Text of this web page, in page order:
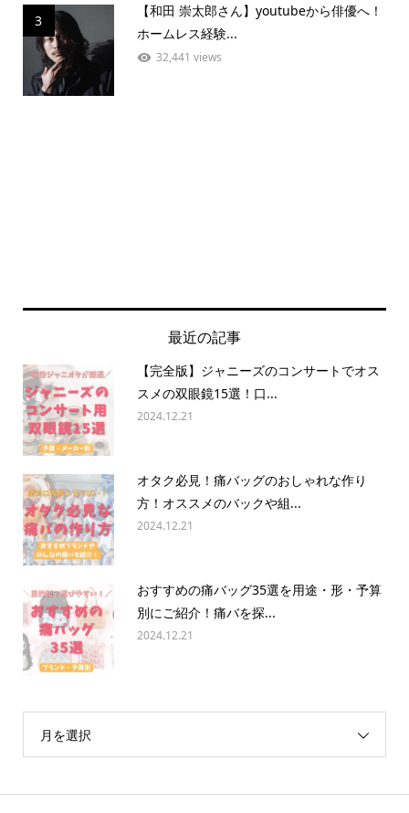
3
【和田 崇太郎さん】youtubeから俳優へ！
ホームレス経験...
32,441 views
最近の記事
【完全版】ジャニーズのコンサートでオス
スメの双眼鏡15選！口...
2024.12.21
オタク必見！痛バッグのおしゃれな作り
方！オススメのバックや組...
2024.12.21
おすすめの痛バッグ35選を用途・形・予算
別にご紹介！痛バを探...
2024.12.21
月を選択